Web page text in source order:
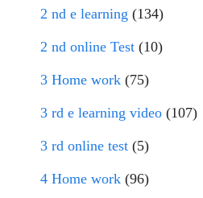
2 nd e learning (134)
2 nd online Test (10)
3 Home work (75)
3 rd e learning video (107)
3 rd online test (5)
4 Home work (96)